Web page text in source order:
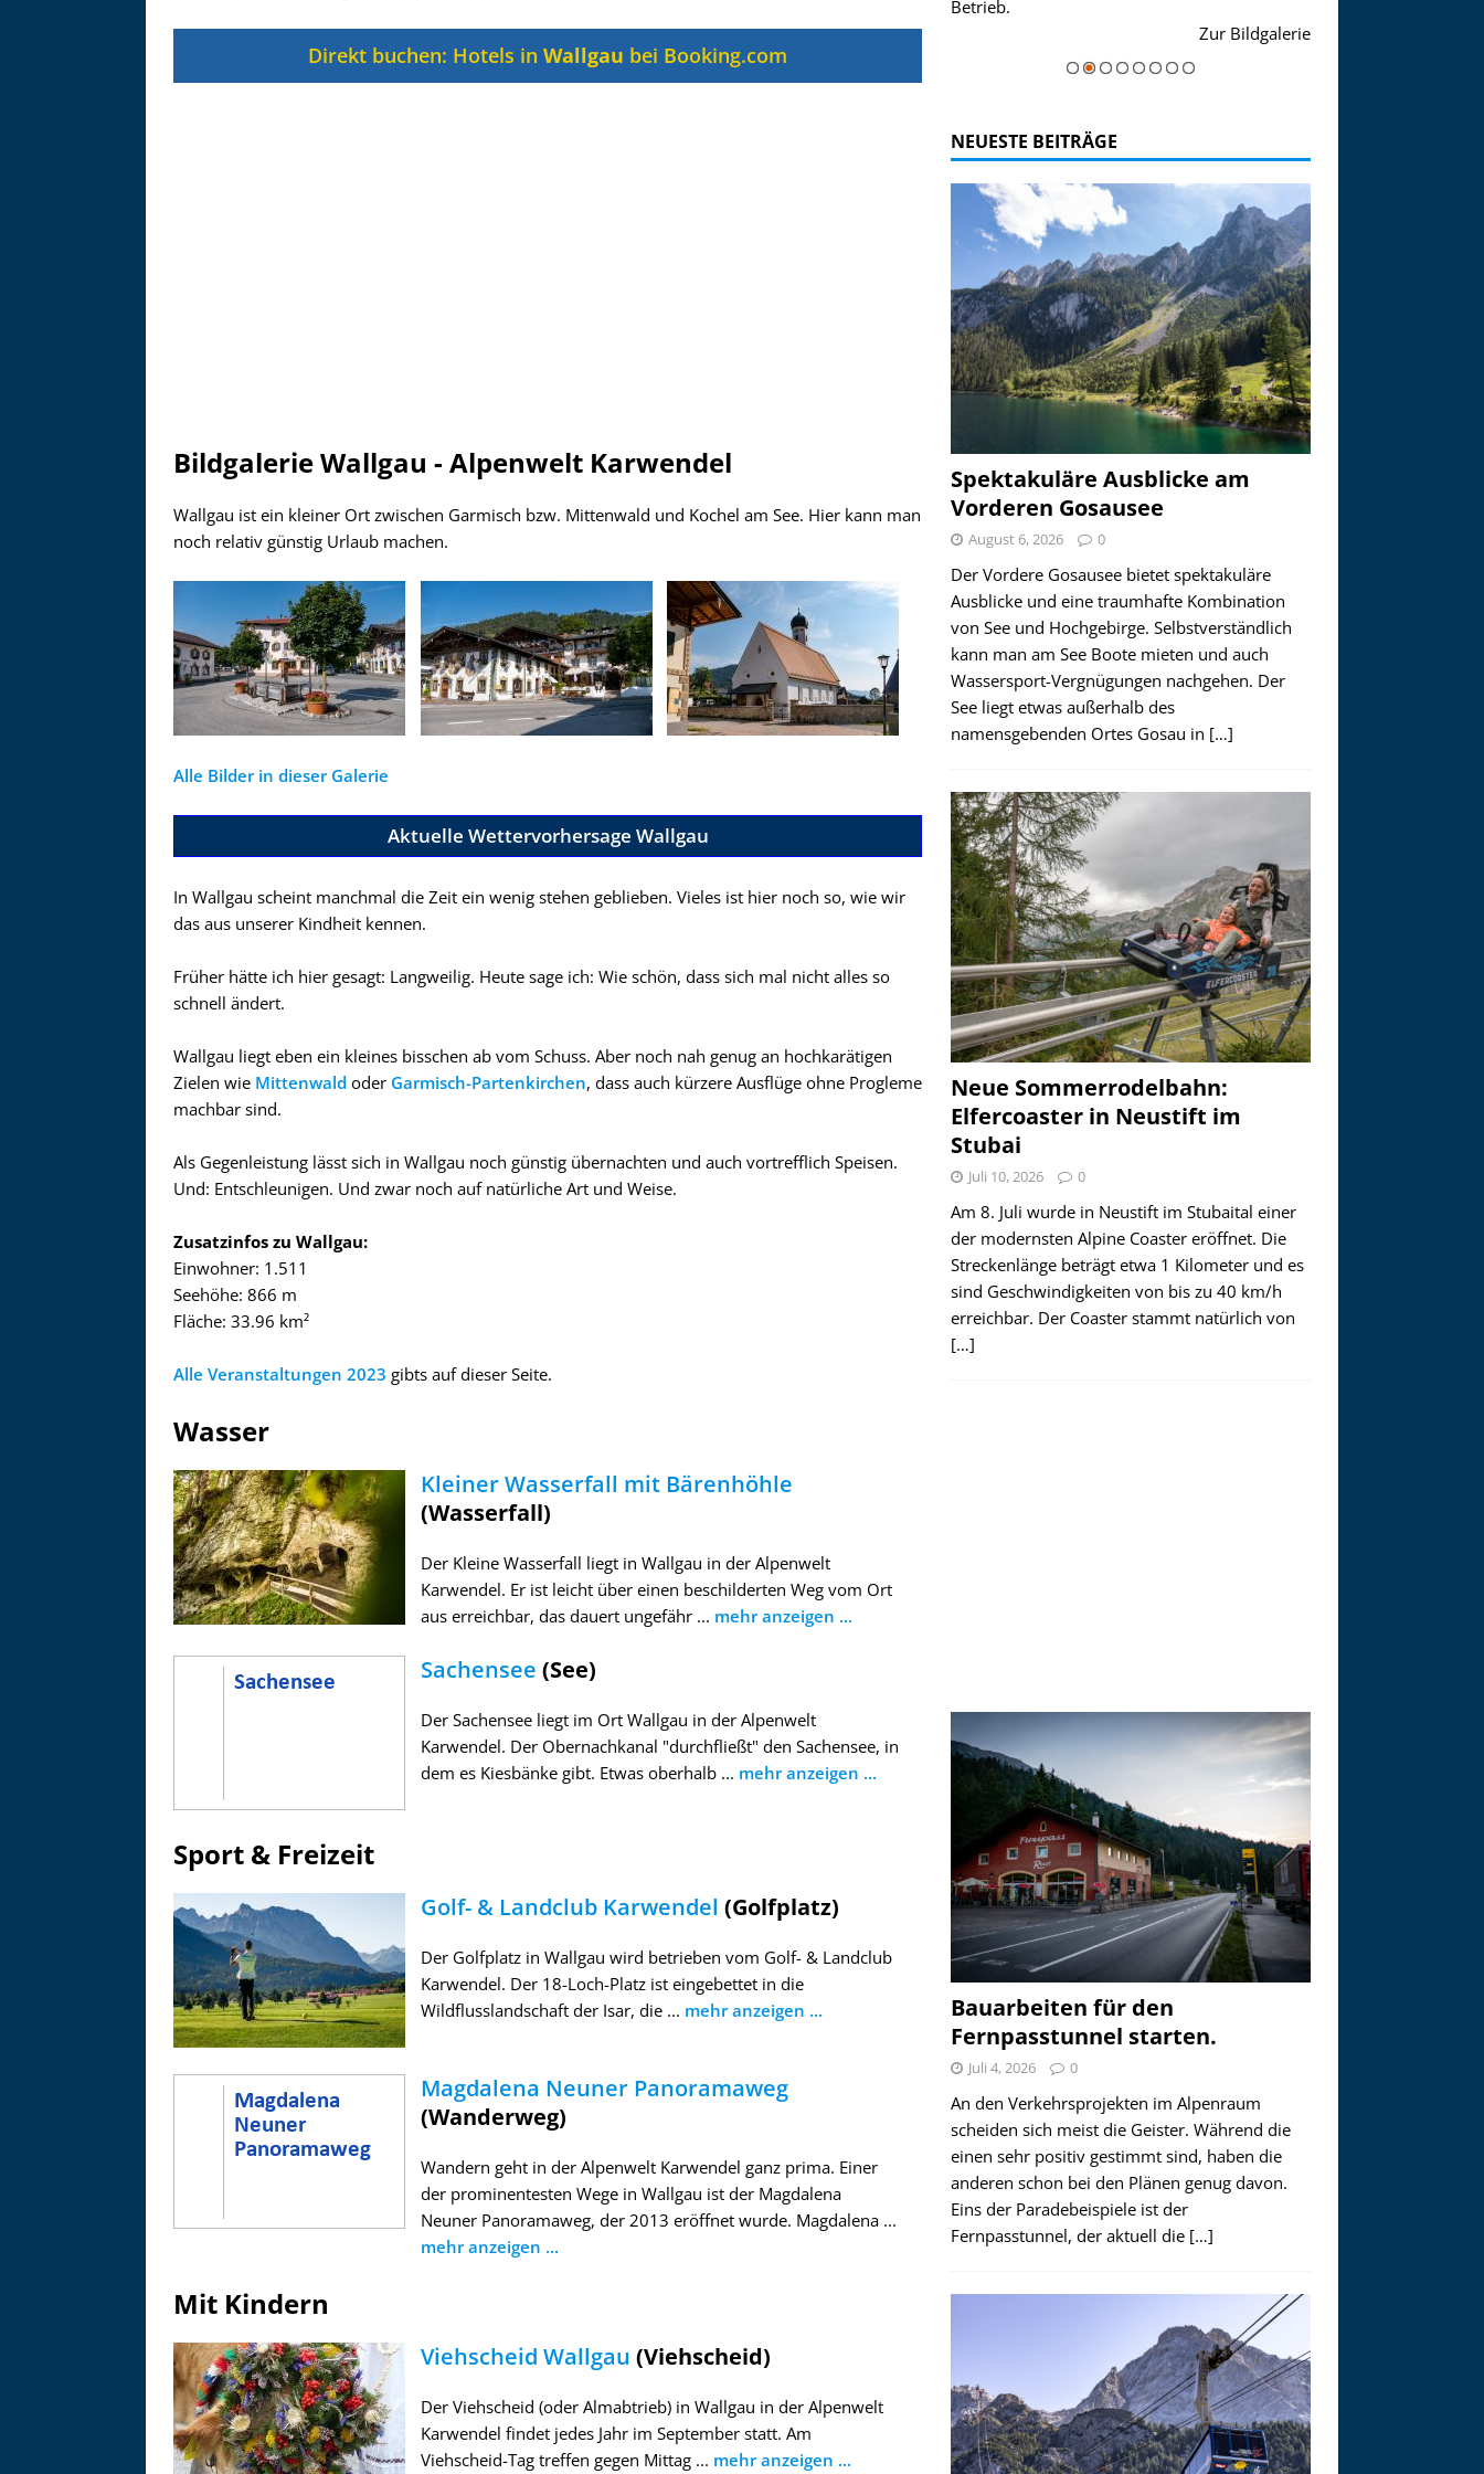
Direkt buchen: Hotels inWallgau bei Booking.com
Bildgalerie Wallgau - Alpenwelt Karwendel
Wallgau ist ein kleiner Ort zwischen Garmisch bzw. Mittenwald und Kochel am See. Hier kann man
noch relativ günstig Urlaub machen.
Alle Bilder in dieser Galerie
Aktuelle Wettervorhersage Wallgau
In Wallgau scheint manchmal die Zeit ein wenig stehen geblieben. Vieles ist hier noch so, wie wir
das aus unserer Kindheit kennen.
Früher hätte ich hier gesagt: Langweilig. Heute sage ich: Wie schön, dass sich mal nicht alles so
schnell ändert.
Wallgau liegt eben ein kleines bisschen ab vom Schuss. Aber noch nah genug an hochkarätigen
Zielen wie Mittenwald oder Garmisch-Partenkirchen, dass auch kürzere Ausflüge ohne Progleme
machbar sind.
Als Gegenleistung lässt sich in Wallgau noch günstig übernachten und auch vortrefflich Speisen.
Und: Entschleunigen. Und zwar noch auf natürliche Art und Weise.
Zusatzinfos zu Wallgau:
Einwohner: 1.511
Seehöhe: 866 m
Fläche: 33.96 km²
Alle Veranstaltungen 2023 gibts auf dieser Seite.
Wasser
Kleiner Wasserfall mit Bärenhöhle
(Wasserfall)
Der Kleine Wasserfall liegt in Wallgau in der Alpenwelt
Karwendel. Er ist leicht über einen beschilderten Weg vom Ort
aus erreichbar, das dauert ungefähr ... mehr anzeigen ...
Sachensee (See)
Der Sachensee liegt im Ort Wallgau in der Alpenwelt
Karwendel. Der Obernachkanal "durchfließt" den Sachensee, in
dem es Kiesbänke gibt. Etwas oberhalb ... mehr anzeigen ...
Sport & Freizeit
Golf- & Landclub Karwendel (Golfplatz)
Der Golfplatz in Wallgau wird betrieben vom Golf- & Landclub
Karwendel. Der 18-Loch-Platz ist eingebettet in die
Wildflusslandschaft der Isar, die ... mehr anzeigen ...
Magdalena Neuner Panoramaweg
(Wanderweg)
Wandern geht in der Alpenwelt Karwendel ganz prima. Einer
der prominentesten Wege in Wallgau ist der Magdalena
Neuner Panoramaweg, der 2013 eröffnet wurde. Magdalena ...
mehr anzeigen ...
Mit Kindern
Viehscheid Wallgau (Viehscheid)
Der Viehscheid (oder Almabtrieb) in Wallgau in der Alpenwelt
Karwendel findet jedes Jahr im September statt. Am
Viehscheid-Tag treffen gegen Mittag ... mehr anzeigen ...
Zur Bildgalerie
Betrieb.
Zur Bildgaleriemajestätisch...
NEUESTE BEITRÄGE
Spektakuläre Ausblicke am
Vorderen Gosausee
August 6, 2026 0
Der Vordere Gosausee bietet spektakuläre
Ausblicke und eine traumhafte Kombination
von See und Hochgebirge. Selbstverständlich
kann man am See Boote mieten und auch
Wassersport-Vergnügungen nachgehen. Der
See liegt etwas außerhalb des
namensgebenden Ortes Gosau in […]
Neue Sommerrodelbahn:
Elfercoaster in Neustift im
Stubai
Juli 10, 2026 0
Am 8. Juli wurde in Neustift im Stubaital einer
der modernsten Alpine Coaster eröffnet. Die
Streckenlänge beträgt etwa 1 Kilometer und es
sind Geschwindigkeiten von bis zu 40 km/h
erreichbar. Der Coaster stammt natürlich von
[…]
Bauarbeiten für den
Fernpasstunnel starten.
Juli 4, 2026 0
An den Verkehrsprojekten im Alpenraum
scheiden sich meist die Geister. Während die
einen sehr positiv gestimmt sind, haben die
anderen schon bei den Plänen genug davon.
Eins der Paradebeispiele ist der
Fernpasstunnel, der aktuell die […]